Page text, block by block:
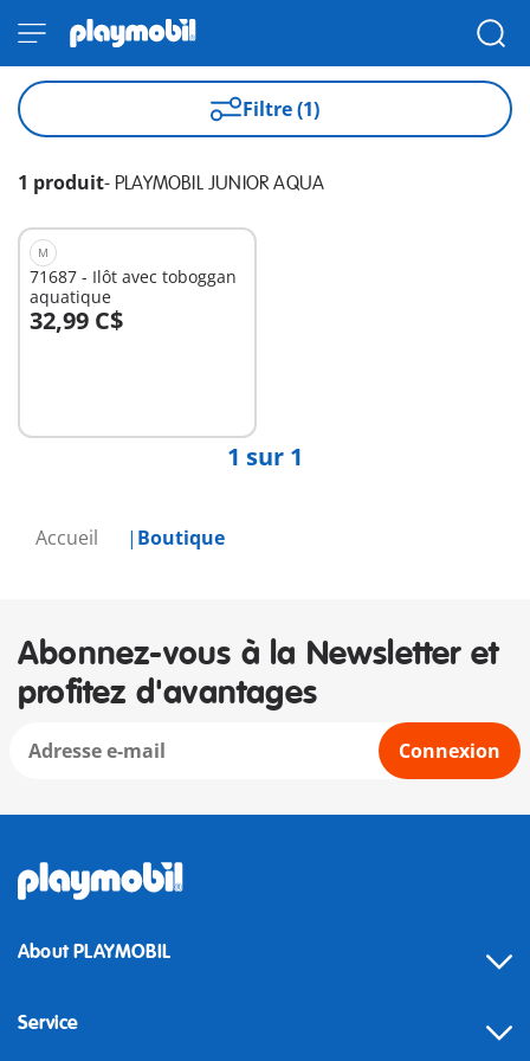
Accueil Boutique
Filtre (1)
1 produit- PLAYMOBIL JUNIOR AQUA
M
71687 - Ilôt avec toboggan
aquatique
32,99 C$
Au panier
1 sur 1
Abonnez-vous à la Newsletter et
profitez d'avantages
Connexion
About PLAYMOBIL
Service